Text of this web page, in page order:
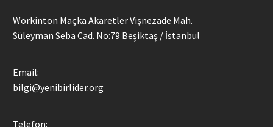
Workinton Maçka Akaretler Vişnezade Mah.
Süleyman Seba Cad. No:79 Beşiktaş / İstanbul
Email:
bilgi@yenibirlider.org
Telefon: